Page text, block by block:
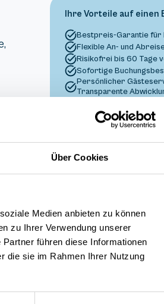
Über Cookies
Medien anbieten zu können
zu Ihrer Verwendung unserer
führen diese Informationen
die sie im Rahmen Ihrer Nutzung
Ihre Vorteile auf einen
Bestpreis-Garantie für
Flexible An- und
Risikofrei bis 60 Tage
Sofortige
Persönlicher
Transparente